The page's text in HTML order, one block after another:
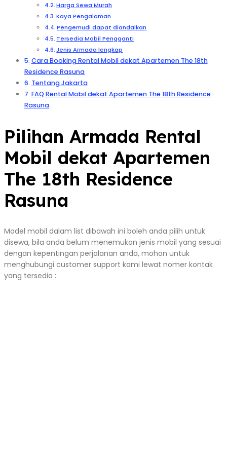
Harga Sewa Murah
Kaya Pengalaman
Pengemudi dapat diandalkan
Tersedia Mobil Pengganti
Jenis Armada lengkap
Cara Booking Rental Mobil dekat Apartemen The 18th
Residence Rasuna
Tentang Jakarta
FAQ Rental Mobil dekat Apartemen The 18th Residence
Rasuna
Pilihan Armada Rental
Mobil dekat Apartemen
The 18th Residence
Rasuna
Model mobil dalam list dibawah ini boleh anda pilih untuk
disewa, bila anda belum menemukan jenis mobil yang sesuai
dengan kepentingan perjalanan anda, mohon untuk
menghubungi customer support kami lewat nomer kontak
yang tersedia :